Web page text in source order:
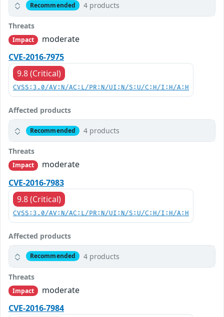
Recommended 4 products
Threats
Impact
moderate
CVE-2016-7975
9.8 (Critical)
CVSS:3.0/AV:N/AC:L/PR:N/UI:N/S:U/C:H/I:H/A:H
Affected products
Recommended 4 products
Threats
Impact
moderate
CVE-2016-7983
9.8 (Critical)
CVSS:3.0/AV:N/AC:L/PR:N/UI:N/S:U/C:H/I:H/A:H
Affected products
Recommended 4 products
Threats
Impact
moderate
CVE-2016-7984